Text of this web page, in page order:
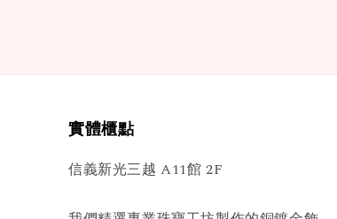
實體櫃點
信義新光三越 A11館 2F